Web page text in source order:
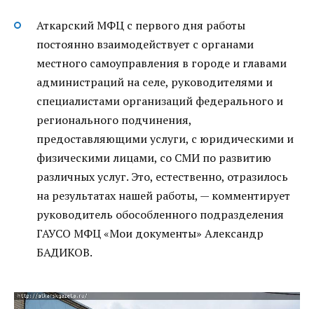
Аткарский МФЦ с первого дня работы
постоянно взаимодействует с органами
местного самоуправления в городе и главами
администраций на селе, руководителями и
специалистами организаций федерального и
регионального подчинения,
предоставляющими услуги, с юридическими и
физическими лицами, со СМИ по развитию
различных услуг. Это, естественно, отразилось
на результатах нашей работы, — комментирует
руководитель обособленного подразделения
ГАУСО МФЦ «Мои документы» Александр
БАДИКОВ.